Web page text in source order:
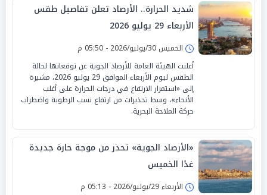
شديد الحرارة.. الأرصاد تعلن تفاصيل طقس
الأربعاء 29 يوليو 2026
الخميس 30/يوليو/2026 - 05:50 م
أعلنت الهيئة العامة للأرصاد الجوية عن توقعاتها لحالة
الطقس ليوم الأربعاء الموافق 29 يوليو 2026، مشيرة
إلى «استمرار الارتفاع في درجات الحرارة على أغلب
الأنحاء»، وسط تحذيرات من ارتفاع نسب الرطوبة واضطراب
حركة الملاحة البحرية.
«الأرصاد الجوية» تحذر من موجة حارة جديدة
غدًا الخميس
الأربعاء 29/يوليو/2026 - 05:13 م